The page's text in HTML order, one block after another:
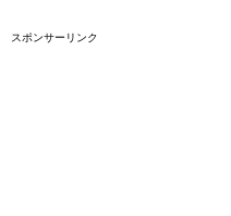
スポンサーリンク